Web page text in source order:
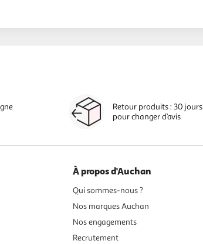
Retour produits : 30 jours
pour changer d’avis
À propos d'Auchan
Qui sommes-nous ?
Nos marques Auchan
Nos engagements
Recrutement